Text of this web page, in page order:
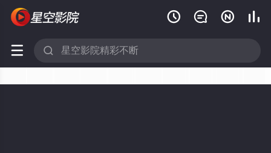
   
 